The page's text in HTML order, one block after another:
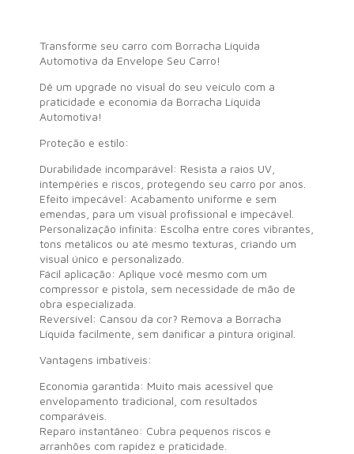
Transforme seu carro com Borracha Líquida
Automotiva da Envelope Seu Carro!
Dê um upgrade no visual do seu veículo com a
praticidade e economia da Borracha Líquida
Automotiva!
Proteção e estilo:
Durabilidade incomparável: Resista a raios UV,
intempéries e riscos, protegendo seu carro por anos.
Efeito impecável: Acabamento uniforme e sem
emendas, para um visual profissional e impecável.
Personalização infinita: Escolha entre cores vibrantes,
tons metálicos ou até mesmo texturas, criando um
visual único e personalizado.
Fácil aplicação: Aplique você mesmo com um
compressor e pistola, sem necessidade de mão de
obra especializada.
Reversível: Cansou da cor? Remova a Borracha
Líquida facilmente, sem danificar a pintura original.
Vantagens imbatíveis:
Economia garantida: Muito mais acessível que
envelopamento tradicional, com resultados
comparáveis.
Reparo instantâneo: Cubra pequenos riscos e
arranhões com rapidez e praticidade.